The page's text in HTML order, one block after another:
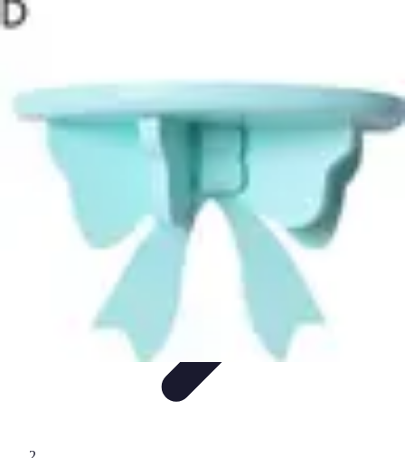
Infirmiers à Domicile
Pratiques et erreurs